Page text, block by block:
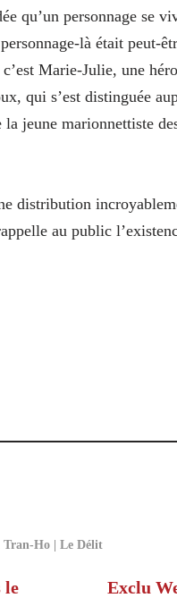
qu’un personnage se
là était peut-
Marie-Julie, une
qui s’est distinguée
jeune marionnettiste
distribution
au public
Ho | Le Délit
le Exclu